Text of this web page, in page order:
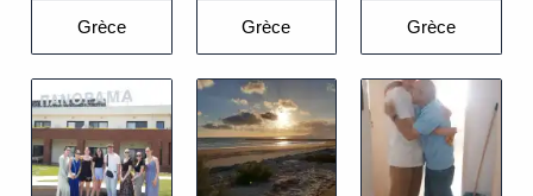
Grèce Grèce Grèce